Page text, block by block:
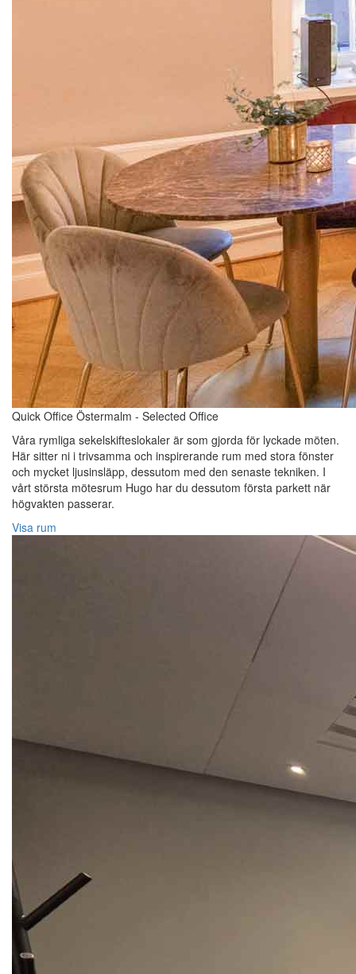
Quick Office Östermalm - Selected Office
Våra rymliga sekelskifteslokaler är som gjorda för lyckade möten.
Här sitter ni i trivsamma och inspirerande rum med stora fönster
och mycket ljusinsläpp, dessutom med den senaste tekniken. I
vårt största mötesrum Hugo har du dessutom första parkett när
högvakten passerar.
Visa rum